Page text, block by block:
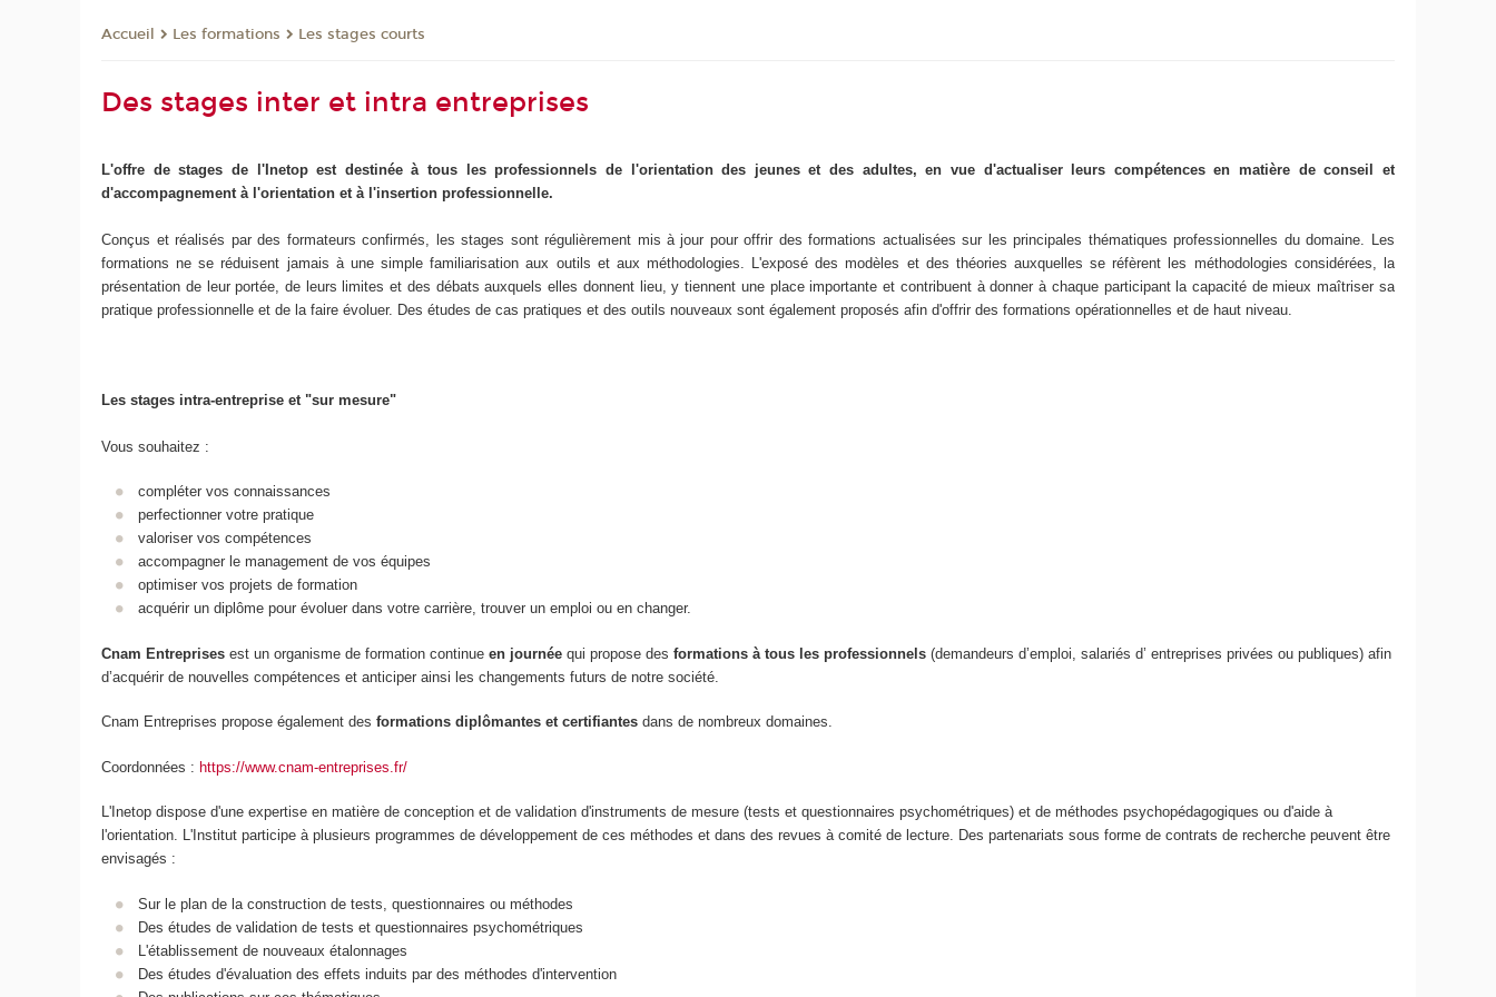
Accueil Les formations Les stages courts
Des stages inter et intra entreprises
L'offre de stages de l'Inetop est destinée à tous les professionnels de l'orientation des jeunes et des adultes, en vue d'actualiser leurs compétences en matière de conseil et
d'accompagnement à l'orientation et à l'insertion professionnelle.
Conçus et réalisés par des formateurs confirmés, les stages sont régulièrement mis à jour pour offrir des formations actualisées sur les principales thématiques professionnelles du domaine. Les
formations ne se réduisent jamais à une simple familiarisation aux outils et aux méthodologies. L'exposé des modèles et des théories auxquelles se réfèrent les méthodologies considérées, la
présentation de leur portée, de leurs limites et des débats auxquels elles donnent lieu, y tiennent une place importante et contribuent à donner à chaque participant la capacité de mieux maîtriser sa
pratique professionnelle et de la faire évoluer. Des études de cas pratiques et des outils nouveaux sont également proposés afin d'offrir des formations opérationnelles et de haut niveau.
Les stages intra-entreprise et "sur mesure"
Vous souhaitez :
compléter vos connaissances
perfectionner votre pratique
valoriser vos compétences
accompagner le management de vos équipes
optimiser vos projets de formation
acquérir un diplôme pour évoluer dans votre carrière, trouver un emploi ou en changer.
Cnam Entreprises est un organisme de formation continueen journée qui propose desformations à tous les professionnels (demandeurs d’emploi, salariés d’ entreprises privées ou publiques) afin
d’acquérir de nouvelles compétences et anticiper ainsi les changements futurs de notre société.
Cnam Entreprises propose également desformations diplômantes et certifiantes dans de nombreux domaines.
Coordonnées :https://www.cnam-entreprises.fr/
L'Inetop dispose d'une expertise en matière de conception et de validation d'instruments de mesure (tests et questionnaires psychométriques) et de méthodes psychopédagogiques ou d'aide à
l'orientation. L'Institut participe à plusieurs programmes de développement de ces méthodes et dans des revues à comité de lecture. Des partenariats sous forme de contrats de recherche peuvent être
envisagés :
Sur le plan de la construction de tests, questionnaires ou méthodes
Des études de validation de tests et questionnaires psychométriques
L'établissement de nouveaux étalonnages
Des études d'évaluation des effets induits par des méthodes d'intervention